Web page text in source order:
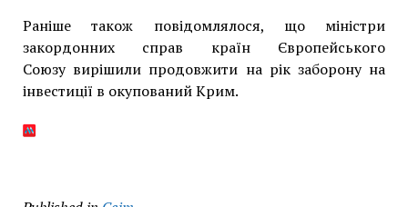
Раніше також повідомлялося, що міністри
закордонних справ країн Європейського
Союзу вирішили продовжити на рік заборону на
інвестиції в окупований Крим.